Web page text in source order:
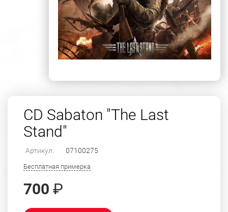
CD Sabaton "The Last
Stand"
Артикул: 07100275
Бесплатная примерка
700 ₽